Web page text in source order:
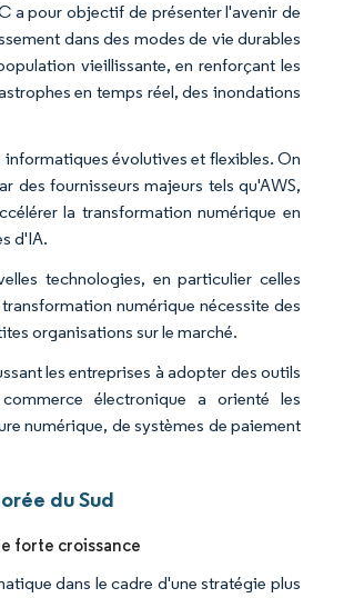
a pour objectif de présenter l'avenir de
dans des modes de vie durables
vieillissante, en renforçant les
en temps réel, des inondations
évolutives et flexibles. On
des fournisseurs majeurs tels qu'AWS,
la transformation numérique en
d'IA.
technologies, en particulier celles
numérique nécessite des
organisations sur le marché.
les entreprises à adopter des outils
électronique a orienté les
numérique, de systèmes de paiement
du Sud
forte croissance
dans le cadre d'une stratégie plus